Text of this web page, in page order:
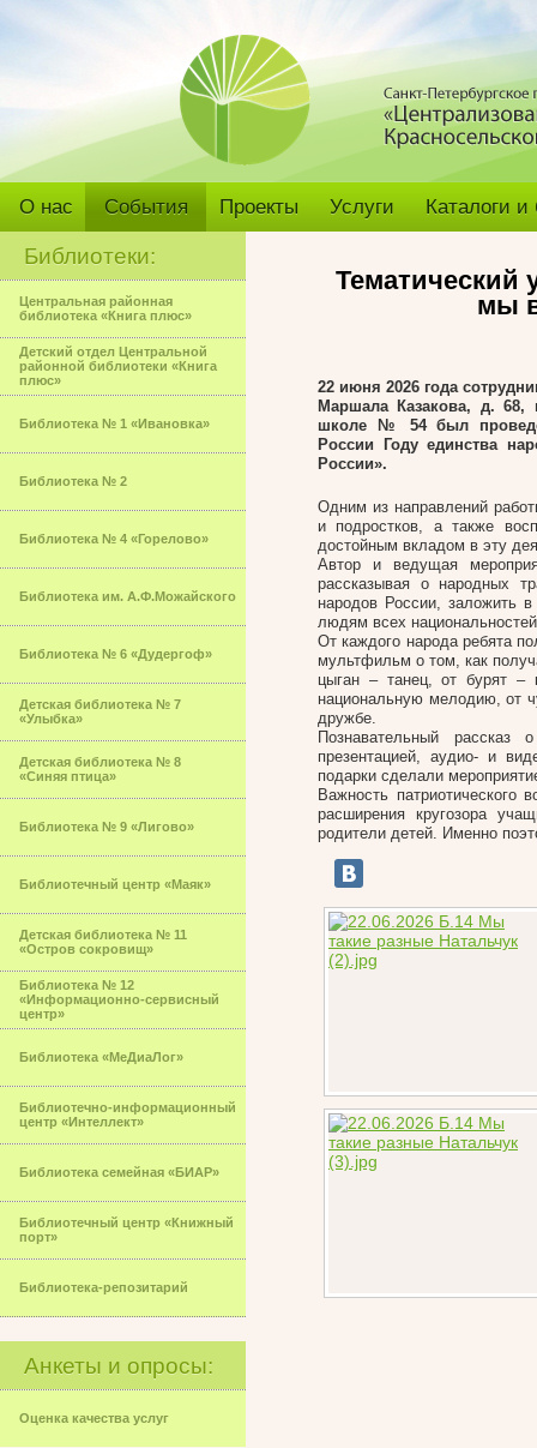
О нас События Проекты Услуги Каталоги
Библиотеки:
Центральная районная
библиотека «Книга плюс»
Детский отдел Центральной
районной библиотеки «Книга
плюс»
Библиотека № 1 «Ивановка»
Библиотека № 2
Библиотека № 4 «Горелово»
Библиотека им. А.Ф.Можайского
Библиотека № 6 «Дудергоф»
Детская библиотека № 7
«Улыбка»
Детская библиотека № 8
«Синяя птица»
Библиотека № 9 «Лигово»
Библиотечный центр «Маяк»
Детская библиотека № 11
«Остров сокровищ»
Библиотека № 12
«Информационно-сервисный
центр»
Библиотека «МеДиаЛог»
Библиотечно-информационный
центр «Интеллект»
Библиотека семейная «БИАР»
Библиотечный центр «Книжный
порт»
Библиотека-репозитарий
Анкеты и опросы:
Оценка качества услуг
Тематический
мы
22 июня 2026 года
Маршала Казакова, д. 68,
школе № 54 был
России Году единства
России».
Одним из направлений
и подростков, а также
достойным вкладом в эту
Автор и ведущая
рассказывая о народных
народов России, заложить
людям всех
От каждого народа ребята
мультфильм о том, как
цыган – танец, от бурят –
национальную мелодию, от
дружбе.
Познавательный рассказ
презентацией, аудио- и
подарки сделали
Важность патриотического
расширения кругозора
родители детей. Именно